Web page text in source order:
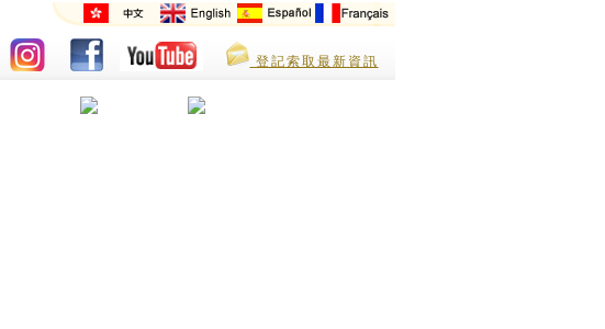
登記索取最新資訊